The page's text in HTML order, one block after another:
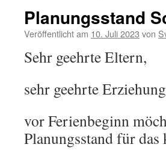
Planungsstand
Veröffentlicht am 10. Juli 2023 von
Sehr geehrte Eltern,
sehr geehrte
vor Ferienbeginn
Planungsstand für